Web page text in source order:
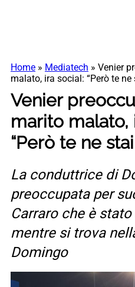
Home » Mediatech » Venier
malato, ira social: “Però te ne
Venier
marito malato,
“Però te ne
La conduttrice di
preoccupata per
Carraro che è
mentre si trova
Domingo